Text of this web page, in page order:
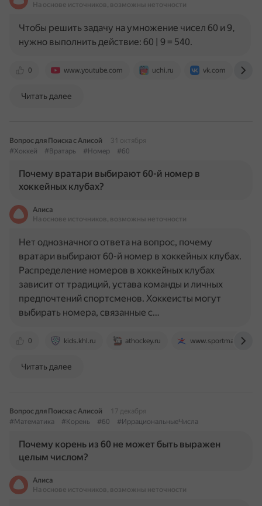
На основе источников, возможны неточности
0 www.youtube.com uchi.ru vk.com
Чтобы решить задачу на умножение чисел 60 и 9,
нужно выполнить действие: 60 | 9 = 540.
Читать далее
Вопрос для Поиска с Алисой
31 октября
#Хоккей
#Вратарь #Номер #60
Почему вратари выбирают 60-й номер в
хоккейных клубах?
Алиса
На основе источников, возможны неточности
0 kids.khl.ru athockey.ru www.sportmaster.ru
Нет однозначного ответа на вопрос, почему
вратари выбирают 60-й номер в хоккейных клубах.
Распределение номеров в хоккейных клубах
зависит от традиций, устава команды и личных
предпочтений спортсменов. Хоккеисты могут
выбирать номера, связанные с…
Читать далее
Вопрос для Поиска с Алисой
17 декабря
#Математика
#Корень #60 #ИррациональныеЧисла
Почему корень из 60 не может быть выражен
целым числом?
Алиса
На основе источников, возможны неточности